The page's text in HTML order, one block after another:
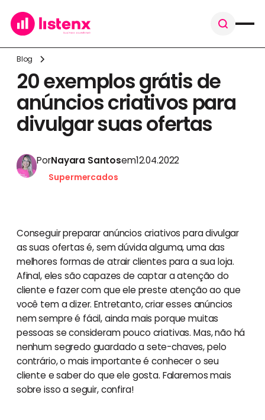
Blog
20 exemplos grátis de
anúncios criativos para
divulgar suas ofertas
PorNayara Santosem12.04.2022
Supermercados
Conseguir preparar anúncios criativos para divulgar
as suas ofertas é, sem dúvida alguma, uma das
melhores formas de atrair clientes para a sua loja.
Afinal, eles são capazes de captar a atenção do
cliente e fazer com que ele preste atenção ao que
você tem a dizer. Entretanto, criar esses anúncios
nem sempre é fácil, ainda mais porque muitas
pessoas se consideram pouco criativas. Mas, não há
nenhum segredo guardado a sete-chaves, pelo
contrário, o mais importante é conhecer o seu
cliente e saber do que ele gosta. Falaremos mais
sobre isso a seguir, confira!